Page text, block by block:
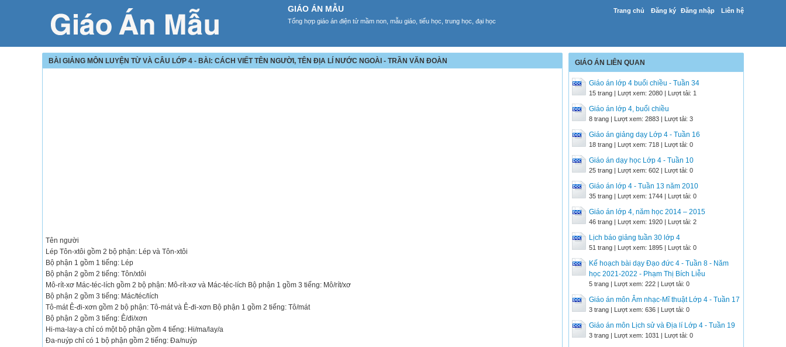
Trang chủ Đăng ký Đăng nhập Liên hệ
GIÁO ÁN MẪU
Tổng hợp giáo án điện tử mầm non, mẫu giáo, tiểu học, trung học, đại học
BÀI GIẢNG MÔN LUYỆN TỪ VÀ CÂU LỚP 4 - BÀI: CÁCH VIẾT TÊN NGƯỜI, TÊN ĐỊA LÍ NƯỚC NGOÀI - TRẦN VĂN ĐOÀN
Tên người
Lép Tôn-xtôi gồm 2 bộ phận: Lép và Tôn-xtôi
Bộ phận 1 gồm 1 tiếng: Lép
Bộ phận 2 gồm 2 tiếng: Tôn/xtôi
Mô-rít-xơ Mác-téc-lích gồm 2 bộ phận: Mô-rít-xơ và Mác-téc-lích Bộ phận 1 gồm 3 tiếng: Mô/rít/xơ
Bộ phận 2 gồm 3 tiếng: Mác/téc/lích
Tô-mát Ê-đi-xơn gồm 2 bộ phận: Tô-mát và Ê-đi-xơn Bộ phận 1 gồm 2 tiếng: Tô/mát
Bộ phận 2 gồm 3 tiếng: Ê/đi/xơn
Hi-ma-lay-a chỉ có một bộ phận gồm 4 tiếng: Hi/ma/lay/a
Đa-nuýp chỉ có 1 bộ phận gồm 2 tiếng: Đa/nuýp
GIÁO ÁN LIÊN QUAN
Giáo án lớp 4 buổi chiều - Tuần 34
15 trang | Lượt xem: 2080 | Lượt tải: 1
Giáo án lớp 4, buổi chiều
8 trang | Lượt xem: 2883 | Lượt tải: 3
Giáo án giảng dạy Lớp 4 - Tuần 16
18 trang | Lượt xem: 718 | Lượt tải: 0
Giáo án dạy học Lớp 4 - Tuần 10
25 trang | Lượt xem: 602 | Lượt tải: 0
Giáo án lớp 4 - Tuần 13 năm 2010
35 trang | Lượt xem: 1744 | Lượt tải: 0
Giáo án lớp 4, năm học 2014 – 2015
46 trang | Lượt xem: 1920 | Lượt tải: 2
Lịch báo giảng tuần 30 lớp 4
51 trang | Lượt xem: 1895 | Lượt tải: 0
Kế hoạch bài dạy Đạo đức 4 - Tuần 8 - Năm
học 2021-2022 - Phạm Thị Bích Liễu
5 trang | Lượt xem: 222 | Lượt tải: 0
Giáo án môn Âm nhạc-Mĩ thuật Lớp 4 - Tuần 17
3 trang | Lượt xem: 636 | Lượt tải: 0
Giáo án môn Lịch sử và Địa lí Lớp 4 - Tuần 19
3 trang | Lượt xem: 1031 | Lượt tải: 0